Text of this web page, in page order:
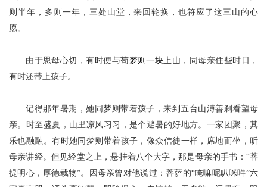
则半年，多则一年，三处山堂，来回轮换，也符应了这三山的心
愿。
由于思母心切，有时便与苟梦则一块上山，
同母亲住些时日，
有时还带上孩子。
记得那年暑期，她同梦则带着孩子，来到五台山溥善刹看望母
亲。时至盛夏，山里凉风习习，是个避暑的好地方。一家团聚，其
乐也融融。有时她同梦则带着孩子，像众信徒一样，席地而坐，听
母亲讲经。但见经堂之上，悬挂着八个大字，那是母亲的手书： “菩
提明心，厚德载物”。因母亲曾对他说过：菩萨的“唵嘛呢叭咪吽”六